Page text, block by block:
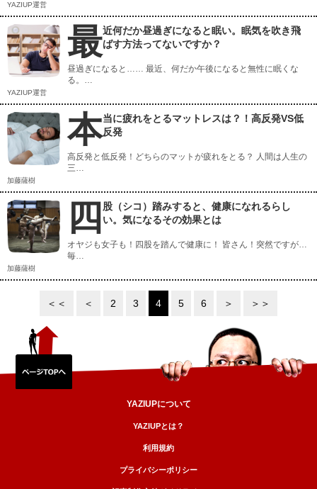
YAZIUP運営
最近何だか昼過ぎになると眠い。眠気を吹き飛
ばす方法ってないですか？
昼過ぎになると…… 最近、何だか午後になると無性に眠くな
る。…
YAZIUP運営
本当に疲れをとるマットレスは？！高反発VS低
反発
高反発と低反発！どちらのマットが疲れをとる？ 人間は人生の
三…
加藤薩樹
四 股（シコ）踏みすると、健康になれるらし
い。気になるその効果とは
オヤジも女子も！四股を踏んで健康に！ 皆さん！突然ですが…
毎…
加藤薩樹
＜＜ ＜ 2 3 4 5 6 ＞ ＞＞
YAZIUPについて
YAZIUPとは？
利用規約
プライバシーポリシー